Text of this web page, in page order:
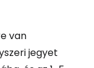
van
jegyet